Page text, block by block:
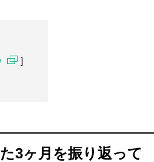
]
3ヶ月を振り返って